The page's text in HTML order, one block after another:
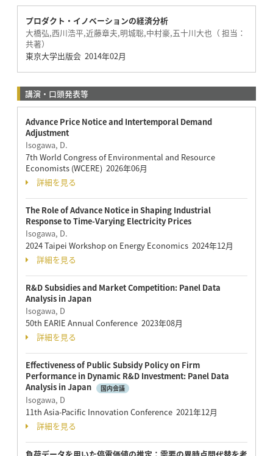
プロダクト・イノベーションの経済分析
大橋弘,西川浩平,近藤章夫,明城聡,中村豪,五十川大也（ 担当：
共著）
東京大学出版会 2014年02月
講演・口頭発表等
Advance Price Notice and Intertemporal Demand
Adjustment
Isogawa, D.
7th World Congress of Environmental and Resource
Economists (WCERE) 2026年06月
詳細を見る
The Role of Advance Notice in Shaping Industrial
Response to Time-Varying Electricity Prices
Isogawa, D.
2024 Taipei Workshop on Energy Economics 2024年12月
詳細を見る
R&D Subsidies and Market Competition: Panel Data
Analysis in Japan
Isogawa, D
50th EARIE Annual Conference 2023年08月
詳細を見る
Effectiveness of Public Subsidy Policy on Firm
Performance in Dynamic R&D Investment: Panel Data
Analysis in Japan
国内会議
Isogawa, D
11th Asia-Pacific Innovation Conference 2021年12月
詳細を見る
負荷データを用いた停電価値の推定：需要の異時点間代替を考